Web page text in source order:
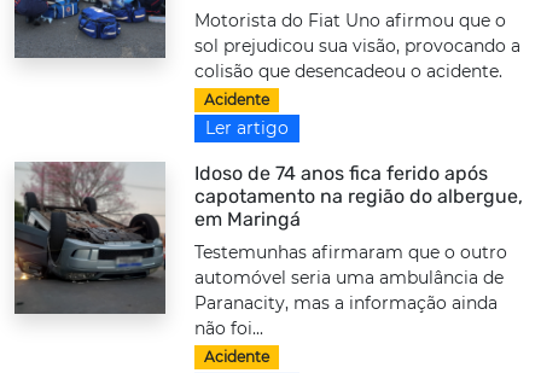
Motorista do Fiat Uno afirmou que o
sol prejudicou sua visão, provocando a
colisão que desencadeou o acidente.
Acidente
Ler artigo
Idoso de 74 anos fica ferido após
capotamento na região do albergue,
em Maringá
Testemunhas afirmaram que o outro
automóvel seria uma ambulância de
Paranacity, mas a informação ainda
não foi...
Acidente